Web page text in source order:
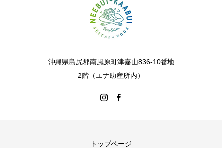
沖縄県島尻郡南風原町津嘉山836-10番地
2階（エナ助産所内）
トップページ